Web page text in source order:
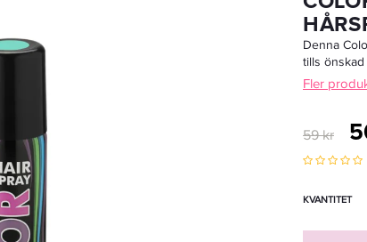
Denna
tills
Fler
59 kr
KVANTITET